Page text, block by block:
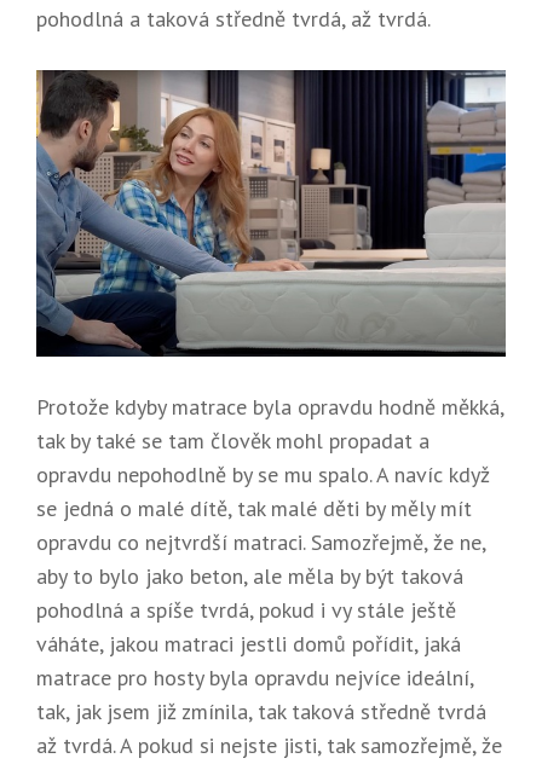
pohodlná a taková středně tvrdá, až tvrdá.
Protože kdyby matrace byla opravdu hodně měkká,
tak by také se tam člověk mohl propadat a
opravdu nepohodlně by se mu spalo. A navíc když
se jedná o malé dítě, tak malé děti by měly mít
opravdu co nejtvrdší matraci. Samozřejmě, že ne,
aby to bylo jako beton, ale měla by být taková
pohodlná a spíše tvrdá, pokud i vy stále ještě
váháte, jakou matraci jestli domů pořídit, jaká
matrace pro hosty byla opravdu nejvíce ideální,
tak, jak jsem již zmínila, tak taková středně tvrdá
až tvrdá. A pokud si nejste jisti, tak samozřejmě, že